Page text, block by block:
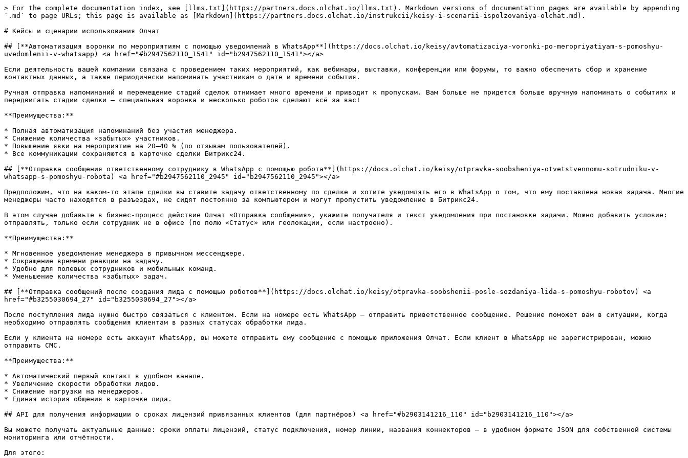
> For the complete documentation index, see [llms.txt](https://partners.docs.olchat.io/llms.txt). Markdown versions of documentation pages are available by appending
`.md` to page URLs; this page is available as [Markdown](https://partners.docs.olchat.io/instrukcii/keisy-i-scenarii-ispolzovaniya-olchat.md).
# Кейсы и сценарии использования Олчат
## [**Автоматизация воронки по мероприятиям с помощью уведомлений в WhatsApp**](https://docs.olchat.io/keisy/avtomatizaciya-voronki-po-meropriyatiyam-s-pomoshyu-
uvedomlenii-v-whatsapp) <a href="#b2947562110_1541" id="b2947562110_1541"></a>
Если деятельность вашей компании связана с проведением таких мероприятий, как вебинары, выставки, конференции или форумы, то важно обеспечить сбор и хранение
контактных данных, а также периодически напоминать участникам о дате и времени события.
Ручная отправка напоминаний и перемещение стадий сделок отнимает много времени и приводит к пропускам. Вам больше не придется больше вручную напоминать о событиях и
передвигать стадии сделки — специальная воронка и несколько роботов сделают всё за вас!
**Преимущества:**
* Полная автоматизация напоминаний без участия менеджера.
* Снижение количества «забытых» участников.
* Повышение явки на мероприятие на 20–40 % (по отзывам пользователей).
* Все коммуникации сохраняются в карточке сделки Битрикс24.
## [**Отправка сообщения ответственному сотруднику в WhatsApp с помощью робота**](https://docs.olchat.io/keisy/otpravka-soobsheniya-otvetstvennomu-sotrudniku-v-
whatsapp-s-pomoshyu-robota) <a href="#b2947562110_2945" id="b2947562110_2945"></a>
Предположим, что на каком-то этапе сделки вы ставите задачу ответственному по сделке и хотите уведомлять его в WhatsApp о том, что ему поставлена новая задача. Многие
менеджеры часто находятся в разъездах, не сидят постоянно за компьютером и могут пропустить уведомление в Битрикс24.
В этом случае добавьте в бизнес-процесс действие Олчат «Отправка сообщения», укажите получателя и текст уведомления при постановке задачи. Можно добавить условие:
отправлять, только если сотрудник не в офисе (по полю «Статус» или геолокации, если настроено).
**Преимущества:**
* Мгновенное уведомление менеджера в привычном мессенджере.
* Сокращение времени реакции на задачу.
* Удобно для полевых сотрудников и мобильных команд.
* Уменьшение количества «забытых» задач.
## [**Отправка сообщений после создания лида с помощью роботов**](https://docs.olchat.io/keisy/otpravka-soobshenii-posle-sozdaniya-lida-s-pomoshyu-robotov) <a
href="#b3255030694_27" id="b3255030694_27"></a>
После поступления лида нужно быстро связаться с клиентом. Если на номере есть WhatsApp — отправить приветственное сообщение. Решение поможет вам в ситуации, когда
необходимо отправлять сообщения клиентам в разных статусах обработки лида.
Если у клиента на номере есть аккаунт WhatsApp, вы можете отправить ему сообщение с помощью приложения Олчат. Если клиент в WhatsApp не зарегистрирован, можно
отправить СМС.
**Преимущества:**
* Автоматический первый контакт в удобном канале.
* Увеличение скорости обработки лидов.
* Снижение нагрузки на менеджеров.
* Единая история общения в карточке лида.
## API для получения информации о сроках лицензий привязанных клиентов (для партнёров) <a href="#b2903141216_110" id="b2903141216_110"></a>
Вы можете получать актуальные данные: сроки оплаты лицензий, статус подключения, номер линии, названия коннекторов — в удобном формате JSON для собственной системы
мониторинга или отчётности.
Для этого: